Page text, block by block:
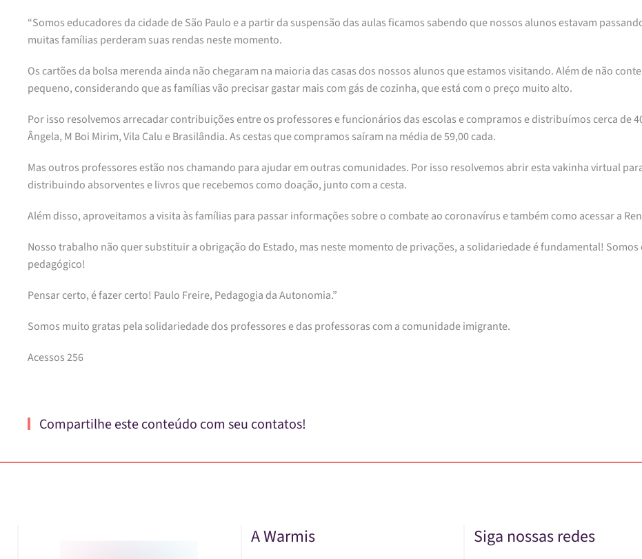
“Somos educadores da cidade de São Paulo e a partir da suspensão das aulas ficamos sabendo que nossos alunos estavam
muitas famílias perderam suas rendas neste momento.
Os cartões da bolsa merenda ainda não chegaram na maioria das casas dos nossos alunos que estamos visitando. Além de não
pequeno, considerando que as famílias vão precisar gastar mais com gás de cozinha, que está com o preço muito alto.
Por isso resolvemos arrecadar contribuições entre os professores e funcionários das escolas e compramos e distribuímos cerca de
Ângela, M Boi Mirim, Vila Calu e Brasilândia. As cestas que compramos saíram na média de 59,00 cada.
Mas outros professores estão nos chamando para ajudar em outras comunidades. Por isso resolvemos abrir esta vakinha virtual
distribuindo absorventes e livros que recebemos como doação, junto com a cesta.
Além disso, aproveitamos a visita às famílias para passar informações sobre o combate ao coronavírus e também como acessar a
Nosso trabalho não quer substituir a obrigação do Estado, mas neste momento de privações, a solidariedade é fundamental!
pedagógico!
Pensar certo, é fazer certo! Paulo Freire, Pedagogia da Autonomia.”
Somos muito gratas pela solidariedade dos professores e das professoras com a comunidade imigrante.
Acessos 256
Compartilhe este conteúdo com seu contatos!
A Warmis Siga nossas redes